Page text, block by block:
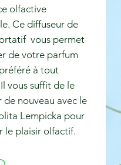
olfactive
Ce diffuseur de
vous permet
de votre parfum
à tout
vous suffit de le
de nouveau avec le
Lempicka pour
le plaisir olfactif.